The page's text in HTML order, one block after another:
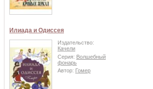
Илиада и Одиссея
Издательство:
Качели
Серия: Волшебный
фонарь
Автор: Гомер